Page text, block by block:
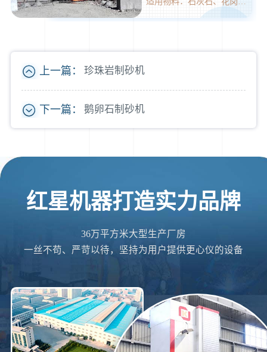
上一篇： 珍珠岩制砂机
下一篇： 鹅卵石制砂机
红星机器打造实力品牌
36万平方米大型生产厂房
一丝不苟、严苛以待，坚持为用户提供更心仪的设备